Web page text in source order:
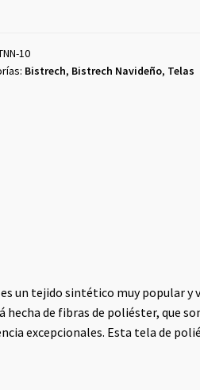
10
Bistrech, Bistrech Navideño, Telas
un tejido sintético muy popular y
hecha de fibras de poliéster, que
excepcionales. Esta tela de